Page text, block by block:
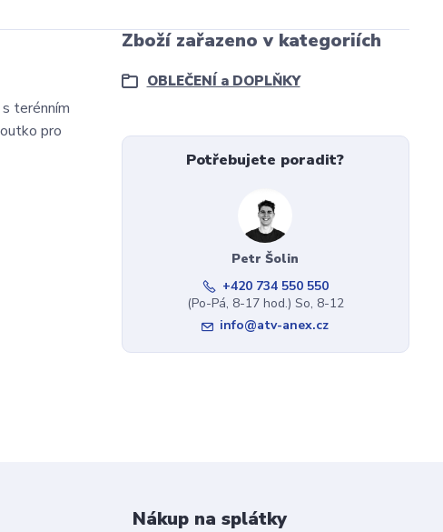
terénním
pro
Zboží zařazeno v kategoriích
OBLEČENÍ a DOPLŇKY
Potřebujete poradit?
Petr Šolin
+420 734 550 550
(Po-Pá, 8-17 hod.) So, 8-12
info@atv-anex.cz
Nákup na splátky